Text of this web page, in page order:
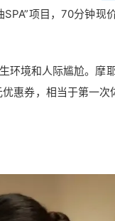
项目，70分钟
环境和人际尴尬。摩
惠券，相当于第一次